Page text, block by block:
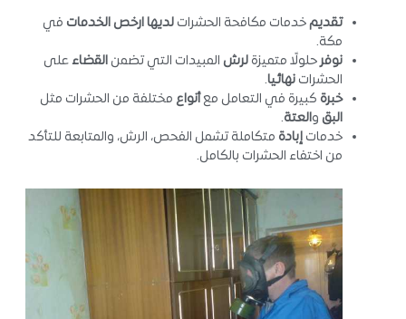
تقديمخدمات مكافحة الحشرات لديها ارخص الخدمات في
مكة.
نوفر حلولًا متميزة لرش المبيدات التي تضمن القضاءعلى
الحشرات نهائيا.
خبرة كبيرة في التعامل معأنواع مختلفة من الحشرات مثل
البق والعتة.
خدمات إبادة متكاملة تشمل الفحص، الرش، والمتابعة للتأكد
من اختفاء الحشرات بالكامل.